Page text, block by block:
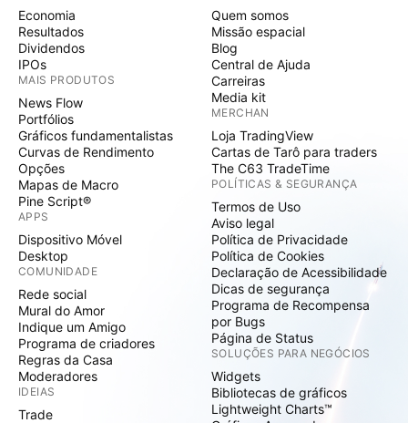
Economia
Resultados
Dividendos
IPOs
MAIS PRODUTOS
News Flow
Portfólios
Gráficos fundamentalistas
Curvas de Rendimento
Opções
Mapas de Macro
Pine Script®
APPS
Dispositivo Móvel
Desktop
COMUNIDADE
Rede social
Mural do Amor
Indique um Amigo
Programa de criadores
Regras da Casa
Moderadores
IDEIAS
Trade
Quem somos
Missão espacial
Blog
Central de Ajuda
Carreiras
Media kit
MERCHAN
Loja TradingView
Cartas de Tarô para traders
The C63 TradeTime
POLÍTICAS & SEGURANÇA
Termos de Uso
Aviso legal
Política de Privacidade
Política de Cookies
Declaração de Acessibilidade
Dicas de segurança
Programa de Recompensa
por Bugs
Página de Status
SOLUÇÕES PARA NEGÓCIOS
Widgets
Bibliotecas de gráficos
Lightweight Charts™